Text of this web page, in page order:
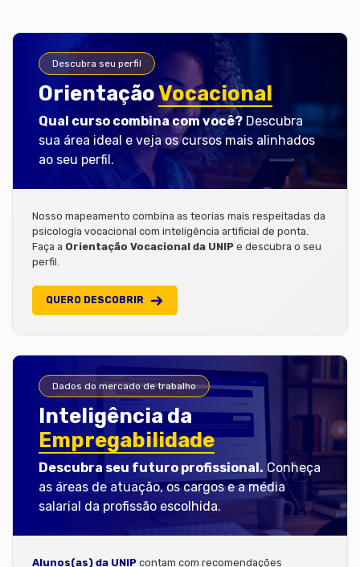
Descubra seu perfil
OrientaçãoVocacional
Qual curso combina com você? Descubra
sua área ideal e veja os cursos mais alinhados
ao seu perfil.
Nosso mapeamento combina as teorias mais respeitadas da
psicologia vocacional com inteligência artificial de ponta.
Faça a Orientação Vocacional da UNIP e descubra o seu
perfil.
QUERO DESCOBRIR
Dados do mercado de trabalho
Inteligência da
Empregabilidade
Descubra seu futuro profissional. Conheça
as áreas de atuação, os cargos e a média
salarial da profissão escolhida.
Alunos(as) da UNIP contam com recomendações